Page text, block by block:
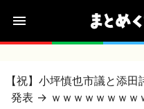
【祝】小坪慎也市議と添
発表 → ｗｗｗｗｗｗｗｗ